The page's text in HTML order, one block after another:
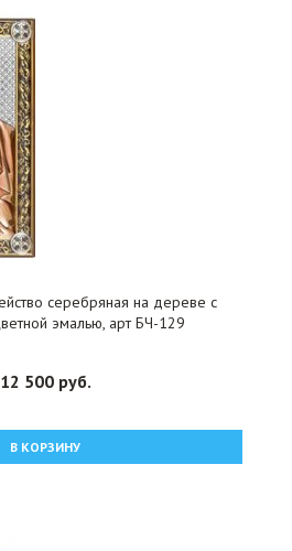
серебряная на дереве с
эмалью, арт БЧ-129
12 500 руб.
В КОРЗИНУ